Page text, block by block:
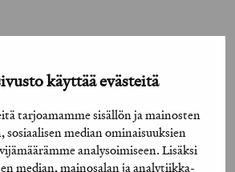
käyttää evästeitä
tarjoamamme sisällön ja mainosten
sosiaalisen median ominaisuuksien
analysoimiseen. Lisäksi
median, mainosalan ja analytiikka-